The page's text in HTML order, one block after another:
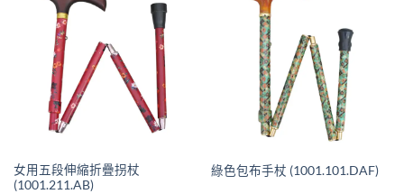
女用五段伸縮折疊拐杖
(1001.211.AB)
綠色包布手杖 (1001.101.DAF)